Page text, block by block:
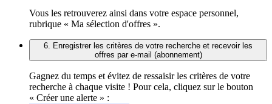
Vous les retrouverez ainsi dans votre espace personnel,
rubrique « Ma sélection d'offres ».
6. Enregistrer les critères de votre recherche et recevoir les
offres par e-mail (abonnement)
Gagnez du temps et évitez de ressaisir les critères de votre
recherche à chaque visite ! Pour cela, cliquez sur le bouton
« Créer une alerte » :